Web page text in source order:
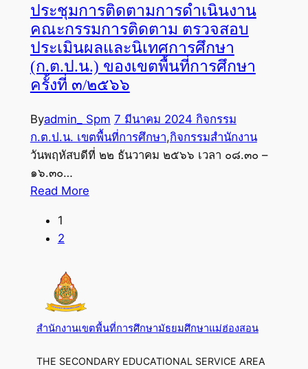
ประชุมการติดตามการดำเนินงาน
คณะกรรมการติดตาม ตรวจสอบ
ประเมินผลและนิเทศการศึกษา
(ก.ต.ป.น.) ของเขตพื้นที่การศึกษา
ครั้งที่ ๓/๒๕๖๖
Byadmin_ Spm 7 มีนาคม 2024 กิจกรรม
ก.ต.ป.น. เขตพื้นที่การศึกษา,กิจกรรมสำนักงาน
วันพฤหัสบดีที่ ๒๒ ธันวาคม ๒๕๖๖ เวลา ๐๘.๓๐ –
๑๖.๓๐…
Read More
1
2
สำนักงานเขตพื้นที่การศึกษามัธยมศึกษาแม่ฮ่องสอน
THE SECONDARY EDUCATIONAL SERVICE AREA